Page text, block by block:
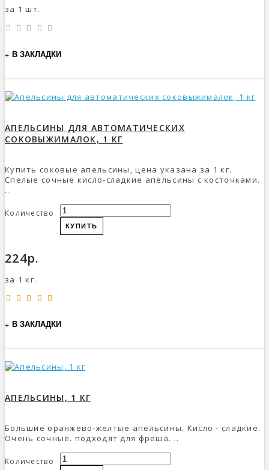
за 1 шт.
В ЗАКЛАДКИ
АПЕЛЬСИНЫ ДЛЯ АВТОМАТИЧЕСКИХ
СОКОВЫЖИМАЛОК, 1 КГ
Купить соковые апельсины, цена указана за 1 кг.
Спелые сочные кисло-сладкие апельсины с косточками.
..
Количество
КУПИТЬ
224р.
за 1 кг.
В ЗАКЛАДКИ
АПЕЛЬСИНЫ, 1 КГ
Большие оранжево-желтые апельсины. Кисло - сладкие.
Очень сочные. подходят для фреша. ..
Количество